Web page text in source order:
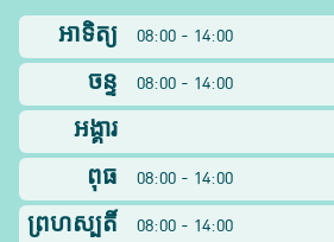
អាទិត្យ
08:00 - 14:00
ចន្ទ
08:00 - 14:00
អង្គារ
ពុធ
08:00 - 14:00
ព្រហស្បតិ៍
08:00 - 14:00